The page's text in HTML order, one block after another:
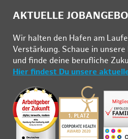
AKTUELLE
Wir hal­ten den Ha­fen am
Ver­stär­kung. Schau­e in un­se­re
und fin­de deine be­ruf­li­che
Hier findest Du unsere